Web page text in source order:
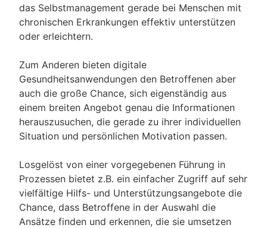
das Selbstmanagement gerade bei Menschen mit
chronischen Erkrankungen effektiv unterstützen
oder erleichtern.
Zum Anderen bieten digitale
Gesundheitsanwendungen den Betroffenen aber
auch die große Chance, sich eigenständig aus
einem breiten Angebot genau die Informationen
herauszusuchen, die gerade zu ihrer individuellen
Situation und persönlichen Motivation passen.
Losgelöst von einer vorgegebenen Führung in
Prozessen bietet z.B. ein einfacher Zugriff auf sehr
vielfältige Hilfs- und Unterstützungsangebote die
Chance, dass Betroffene in der Auswahl die
Ansätze finden und erkennen, die sie umsetzen